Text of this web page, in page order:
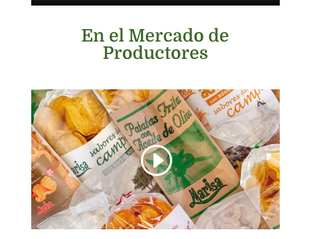
En el Mercado de
Productores